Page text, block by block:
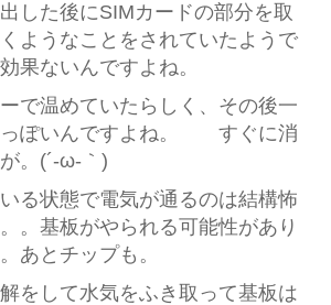
した後にSIMカードの部分を取
ようなことをされていたようで
果ないんですよね。
で温めていたらしく、その後一
っぽいんですよね。 すぐに消
。(´-ω-｀)
る状態で電気が通るのは結構怖
。基板がやられる可能性があり
あとチップも。
をして水気をふき取って基板は